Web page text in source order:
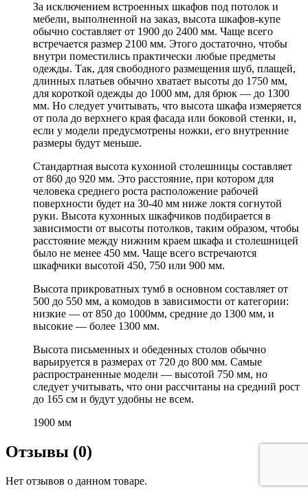
За исключением встроенных шкафов под потолок и
мебели, выполненной на заказ, высота шкафов-купе
обычно составляет от 1900 до 2400 мм. Чаще всего
встречается размер 2100 мм. Этого достаточно, чтобы
внутри поместились практически любые предметы
одежды. Так, для свободного размещения шуб, плащей,
длинных платьев обычно хватает высоты до 1750 мм,
для короткой одежды до 1000 мм, для брюк — до 1300
мм. Но следует учитывать, что высота шкафа измеряется
от пола до верхнего края фасада или боковой стенки, и,
если у модели предусмотрены ножки, его внутренние
размеры будут меньше.
Стандартная высота кухонной столешницы составляет
от 860 до 920 мм. Это расстояние, при котором для
человека среднего роста расположение рабочей
поверхности будет на 30-40 мм ниже локтя согнутой
руки. Высота кухонных шкафчиков подбирается в
зависимости от высоты потолков, таким образом, чтобы
расстояние между нижним краем шкафа и столешницей
было не менее 450 мм. Чаще всего встречаются
шкафчики высотой 450, 750 или 900 мм.
Высота прикроватных тумб в основном составляет от
500 до 550 мм, а комодов в зависимости от категории:
низкие — от 850 до 1000мм, средние до 1300 мм, и
высокие — более 1300 мм.
Высота письменных и обеденных столов обычно
варьируется в размерах от 720 до 800 мм. Самые
распространенные модели — высотой 750 мм, но
следует учитывать, что они рассчитаны на средний рост
до 165 см и будут удобны не всем.
1900 мм
Отзывы (0)
Нет отзывов о данном товаре.